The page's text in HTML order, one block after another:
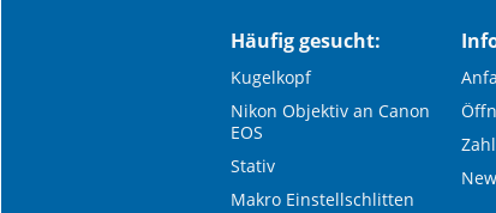
Häufig gesucht:
Kugelkopf
Nikon Objektiv an Canon
EOS
Stativ
Makro Einstellschlitten